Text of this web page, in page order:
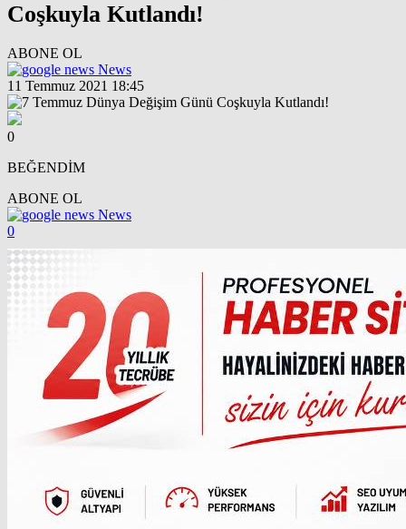
Coşkuyla Kutlandı!
ABONE OL
News
11 Temmuz 2021 18:45
0
BEĞENDİM
ABONE OL
News
0